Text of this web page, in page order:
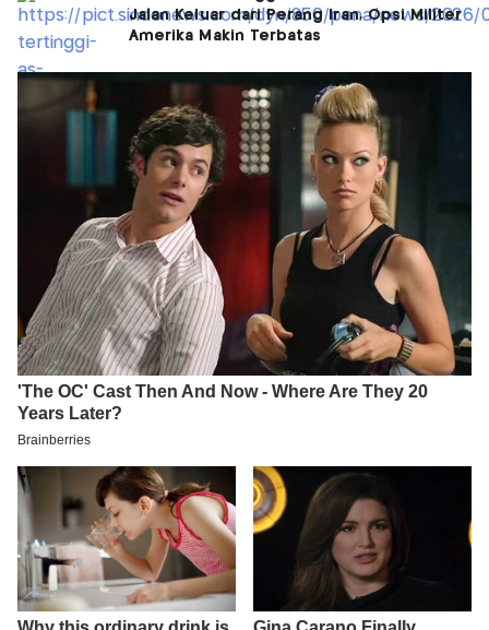
Jalan Keluar dari Perang Iran, Opsi Militer
Amerika Makin Terbatas